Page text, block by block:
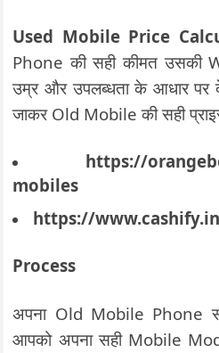
Used Mobile Price
Phone की सही कीमत उसकी
उम्र और उपलब्धता के आधार पर
जाकर Old Mobile की सही
https://
mobiles
https://www.cashify.in
Process
अपना Old Mobile Phone
आपको अपना सही Mobile